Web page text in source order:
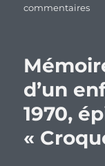
commentairessur
des
54
d’un
1970,
«